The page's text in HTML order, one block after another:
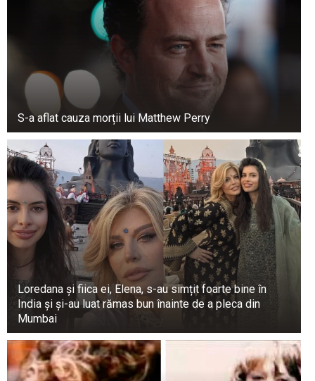
S-a aflat cauza morții lui Matthew Perry
Loredana și fiica ei, Elena, s-au simțit foarte bine în
India și și-au luat rămas bun înainte de a pleca din
Mumbai